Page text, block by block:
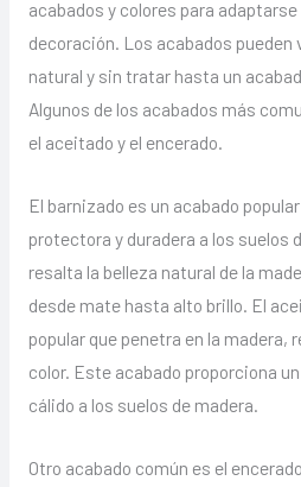
acabados y colores para
decoración. Los acabados pueden
natural y sin tratar hasta un
Algunos de los acabados más
el aceitado y el encerado.
El barnizado es un acabado
protectora y duradera a los suelos
resalta la belleza natural de la
desde mate hasta alto brillo. El
popular que penetra en la madera,
color. Este acabado proporciona
cálido a los suelos de madera.
Otro acabado común es el